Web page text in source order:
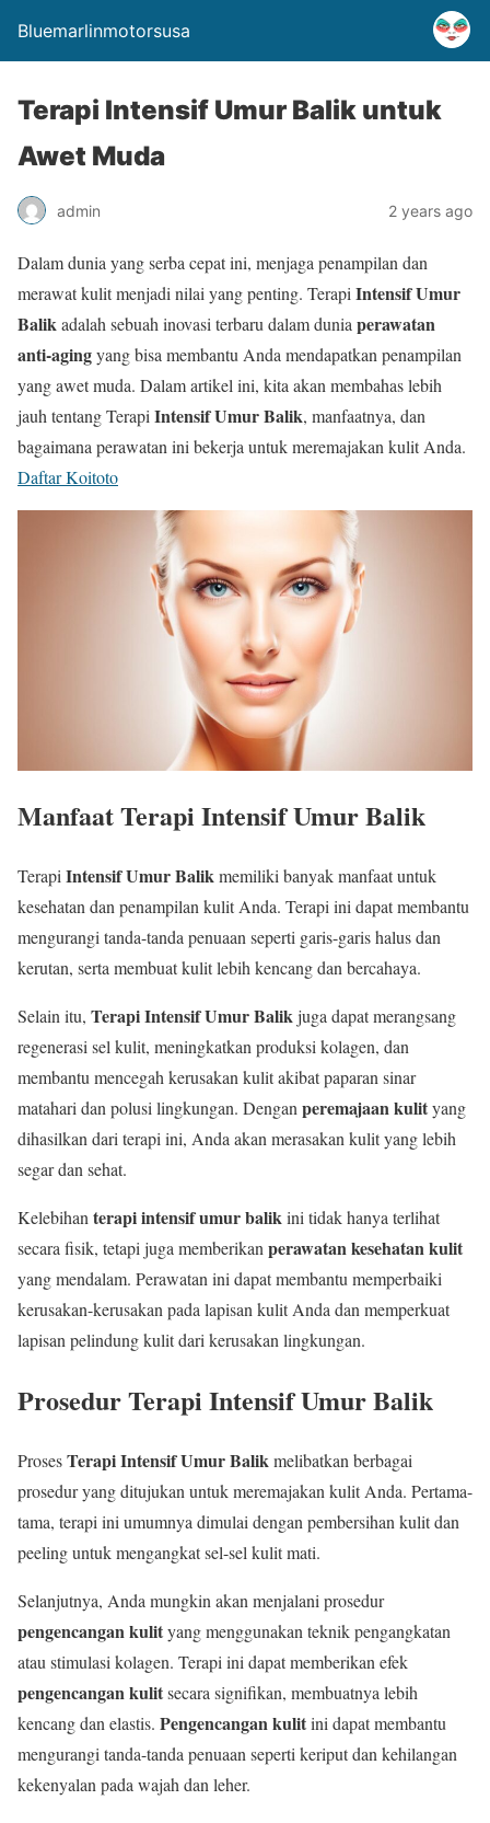
Bluemarlinmotorsusa
Terapi Intensif Umur Balik untuk
Awet Muda
admin 2 years ago
Dalam dunia yang serba cepat ini, menjaga penampilan dan
merawat kulit menjadi nilai yang penting. Terapi Intensif Umur
Balikadalah sebuah inovasi terbaru dalam dunia perawatan
anti-agingyang bisa membantu Anda mendapatkan penampilan
yang awet muda. Dalam artikel ini, kita akan membahas lebih
jauh tentang Terapi Intensif Umur Balik, manfaatnya, dan
bagaimana perawatan ini bekerja untuk meremajakan kulit Anda.
Daftar Koitoto
Manfaat Terapi Intensif Umur Balik
Terapi Intensif Umur Balikmemiliki banyak manfaat untuk
kesehatan dan penampilan kulit Anda. Terapi ini dapat membantu
mengurangi tanda-tanda penuaan seperti garis-garis halus dan
kerutan, serta membuat kulit lebih kencang dan bercahaya.
Selain itu, Terapi Intensif Umur Balikjuga dapat merangsang
regenerasi sel kulit, meningkatkan produksi kolagen, dan
membantu mencegah kerusakan kulit akibat paparan sinar
matahari dan polusi lingkungan. Dengan peremajaan kulityang
dihasilkan dari terapi ini, Anda akan merasakan kulit yang lebih
segar dan sehat.
Kelebihan terapi intensif umur balikini tidak hanya terlihat
secara fisik, tetapi juga memberikan perawatan kesehatan kulit
yang mendalam. Perawatan ini dapat membantu memperbaiki
kerusakan-kerusakan pada lapisan kulit Anda dan memperkuat
lapisan pelindung kulit dari kerusakan lingkungan.
Prosedur Terapi Intensif Umur Balik
ProsesTerapi Intensif Umur Balik melibatkan berbagai
prosedur yang ditujukan untuk meremajakan kulit Anda. Pertama-
tama, terapi ini umumnya dimulai dengan pembersihan kulit dan
peeling untuk mengangkat sel-sel kulit mati.
Selanjutnya, Anda mungkin akan menjalani prosedur
pengencangan kulityang menggunakan teknik pengangkatan
atau stimulasi kolagen. Terapi ini dapat memberikan efek
pengencangan kulitsecara signifikan, membuatnya lebih
kencang dan elastis. Pengencangan kulitini dapat membantu
mengurangi tanda-tanda penuaan seperti keriput dan kehilangan
kekenyalan pada wajah dan leher.